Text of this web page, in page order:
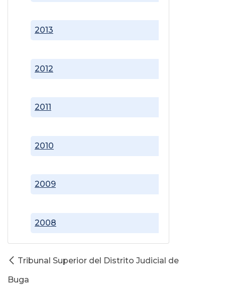
2008
2009
2010
2011
2012
2013
Tribunal Superior del Distrito Judicial de
Buga